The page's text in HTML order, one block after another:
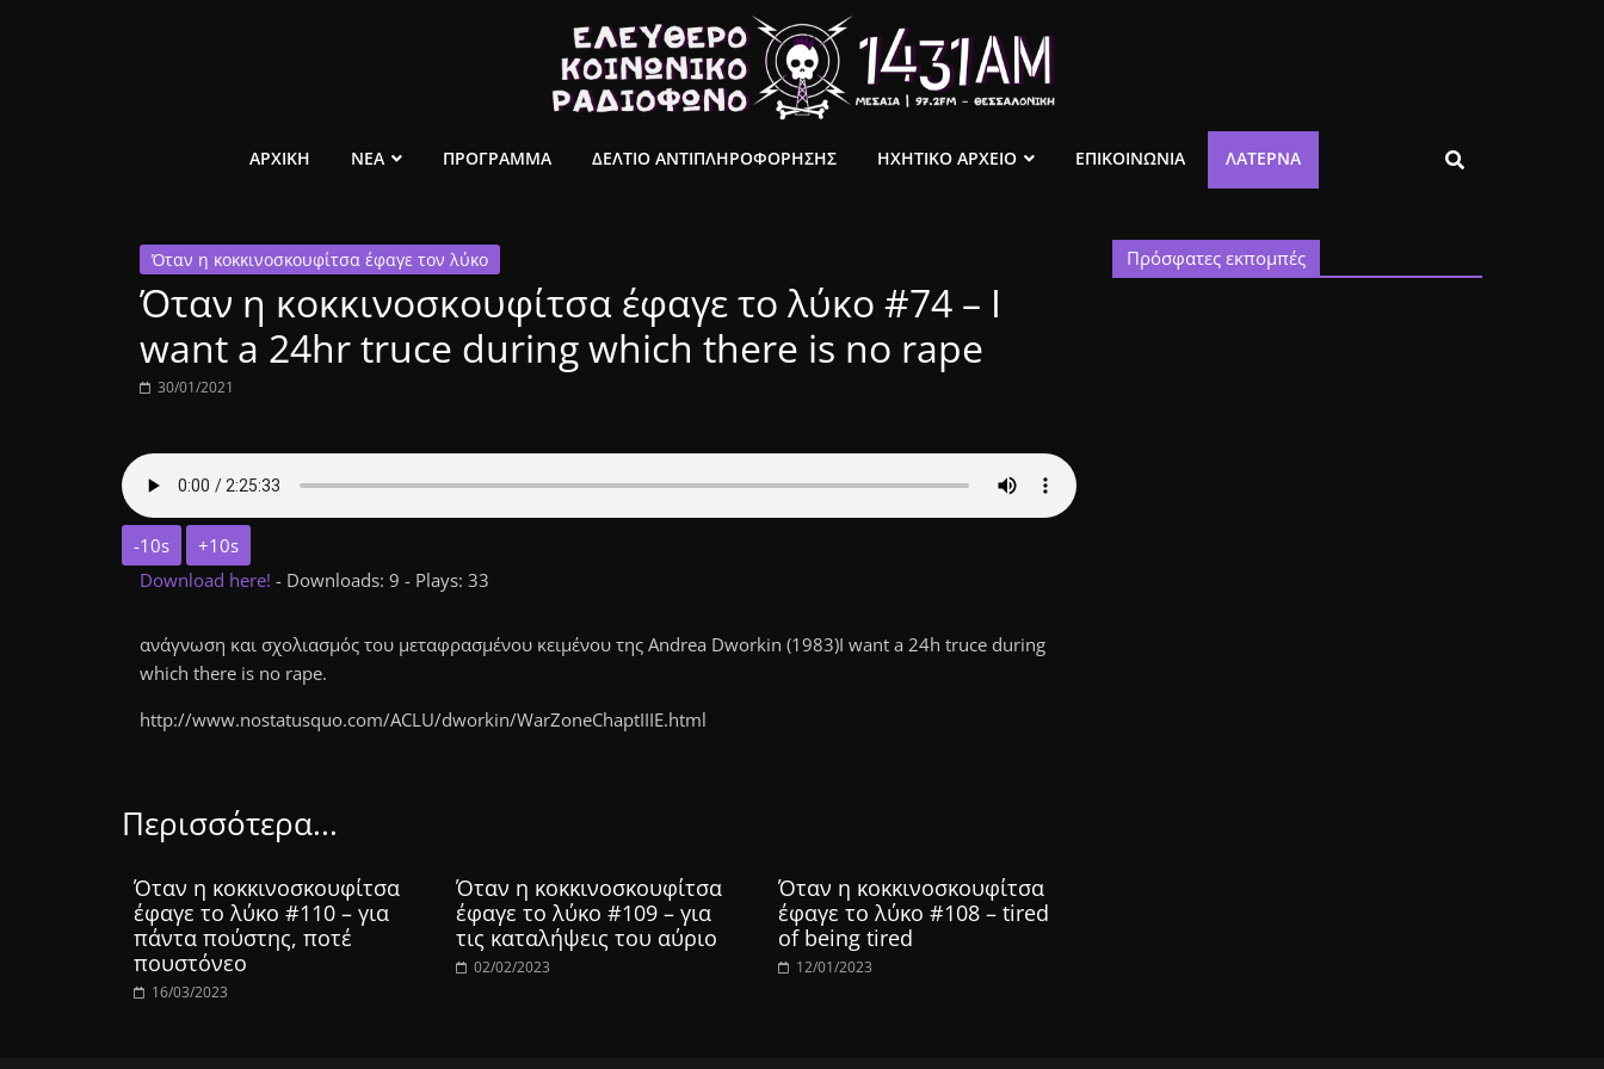
ελεύθερο
ραδιόφωνο
1431AM
ΑΡΧΙΚΗ ΝΕΑ ΠΡΟΓΡΑΜΜΑ ΔΕΛΤΙΟ ΑΝΤΙΠΛΗΡΟΦΟΡΗΣΗΣ ΗΧΗΤΙΚΟ ΑΡΧΕΙΟ ΕΠΙΚΟΙΝΩΝΙΑ ΛΑΤΈΡΝΑ
Όταν η κοκκινοσκουφίτσα έφαγε τον λύκο
Όταν η κοκκινοσκουφίτσα έφαγε το λύκο #74 – I
want a 24hr truce during which there is no rape
30/01/2021
-10s
+10s
Download here! - Downloads: 9 - Plays: 33
ανάγνωση και σχολιασμός του μεταφρασμένου κειμένου της Andrea Dworkin (1983)I want a 24h truce during
which there is no rape.
http://www.nostatusquo.com/ACLU/dworkin/WarZoneChaptIIIE.html
Περισσότερα...
Όταν η κοκκινοσκουφίτσα
έφαγε το λύκο #110 – για
πάντα πούστης, ποτέ
πουστόνεο
16/03/2023
Όταν η κοκκινοσκουφίτσα
έφαγε το λύκο #109 – για
τις καταλήψεις του αύριο
02/02/2023
Όταν η κοκκινοσκουφίτσα
έφαγε το λύκο #108 – tired
of being tired
12/01/2023
Πρόσφατες εκπομπές